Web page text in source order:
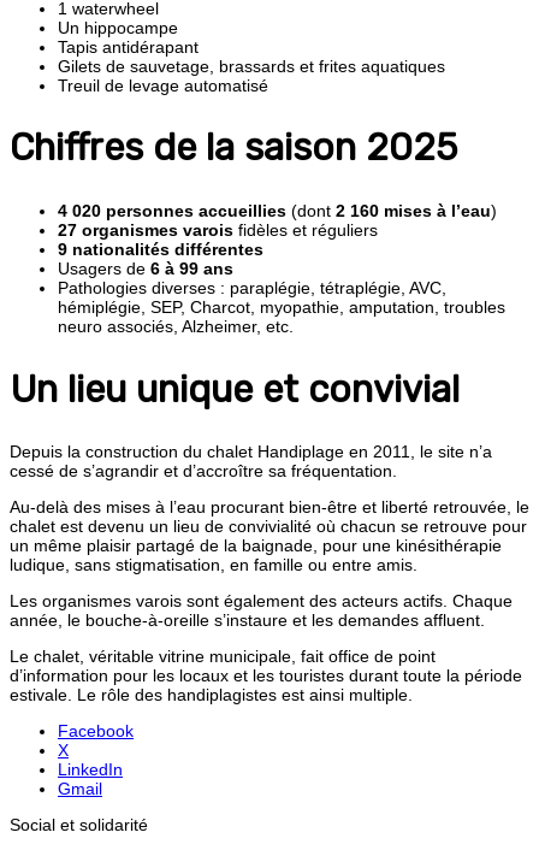
1 waterwheel
Un hippocampe
Tapis antidérapant
Gilets de sauvetage, brassards et frites aquatiques
Treuil de levage automatisé
Chiffres de la saison 2025
4 020 personnes accueillies (dont 2 160 mises à l’eau)
27 organismes varois fidèles et réguliers
9 nationalités différentes
Usagers de 6 à 99 ans
Pathologies diverses : paraplégie, tétraplégie, AVC,
hémiplégie, SEP, Charcot, myopathie, amputation, troubles
neuro associés, Alzheimer, etc.
Un lieu unique et convivial
Depuis la construction du chalet Handiplage en 2011, le site n’a
cessé de s’agrandir et d’accroître sa fréquentation.
Au-delà des mises à l’eau procurant bien-être et liberté retrouvée, le
chalet est devenu un lieu de convivialité où chacun se retrouve pour
un même plaisir partagé de la baignade, pour une kinésithérapie
ludique, sans stigmatisation, en famille ou entre amis.
Les organismes varois sont également des acteurs actifs. Chaque
année, le bouche-à-oreille s’instaure et les demandes affluent.
Le chalet, véritable vitrine municipale, fait office de point
d’information pour les locaux et les touristes durant toute la période
estivale. Le rôle des handiplagistes est ainsi multiple.
Facebook
X
LinkedIn
Gmail
Social et solidarité